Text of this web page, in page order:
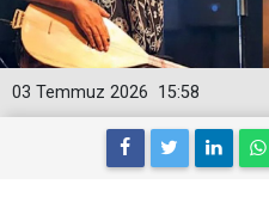
15:58
03 Temmuz 2026